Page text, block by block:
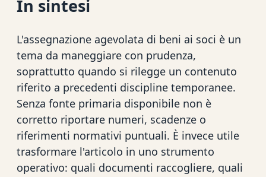
In sintesi
L'assegnazione agevolata di beni ai soci è un
tema da maneggiare con prudenza,
soprattutto quando si rilegge un contenuto
riferito a precedenti discipline temporanee.
Senza fonte primaria disponibile non è
corretto riportare numeri, scadenze o
riferimenti normativi puntuali. È invece utile
trasformare l'articolo in uno strumento
operativo: quali documenti raccogliere, quali